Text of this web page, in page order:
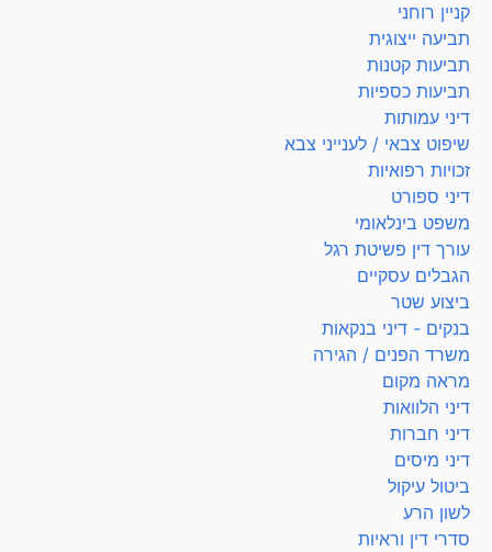
קניין רוחני
תביעה ייצוגית
תביעות קטנות
תביעות כספיות
דיני עמותות
שיפוט צבאי / לענייני צבא
זכויות רפואיות
דיני ספורט
משפט בינלאומי
עורך דין פשיטת רגל
הגבלים עסקיים
ביצוע שטר
בנקים - דיני בנקאות
משרד הפנים / הגירה
מראה מקום
דיני הלוואות
דיני חברות
דיני מיסים
ביטול עיקול
לשון הרע
סדרי דין וראיות